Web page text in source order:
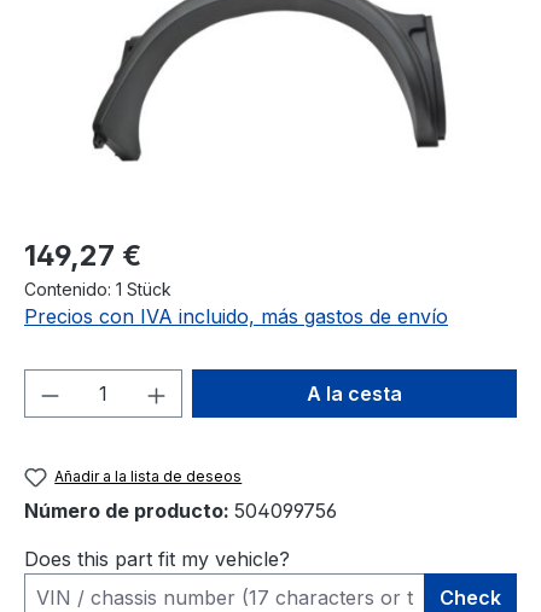
Precio normal:
149,27 €
Contenido: 1 Stück
Precios con IVA incluido, más gastos de envío
Cantidad del producto: introduce la
A la cesta
Añadir a la lista de deseos
Número de producto: 504099756
Does this part fit my vehicle?
Check